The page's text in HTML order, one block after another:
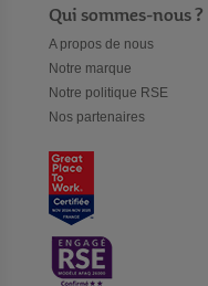
Qui sommes-nous ?
A propos de nous
Notre marque
Notre politique RSE
Nos partenaires